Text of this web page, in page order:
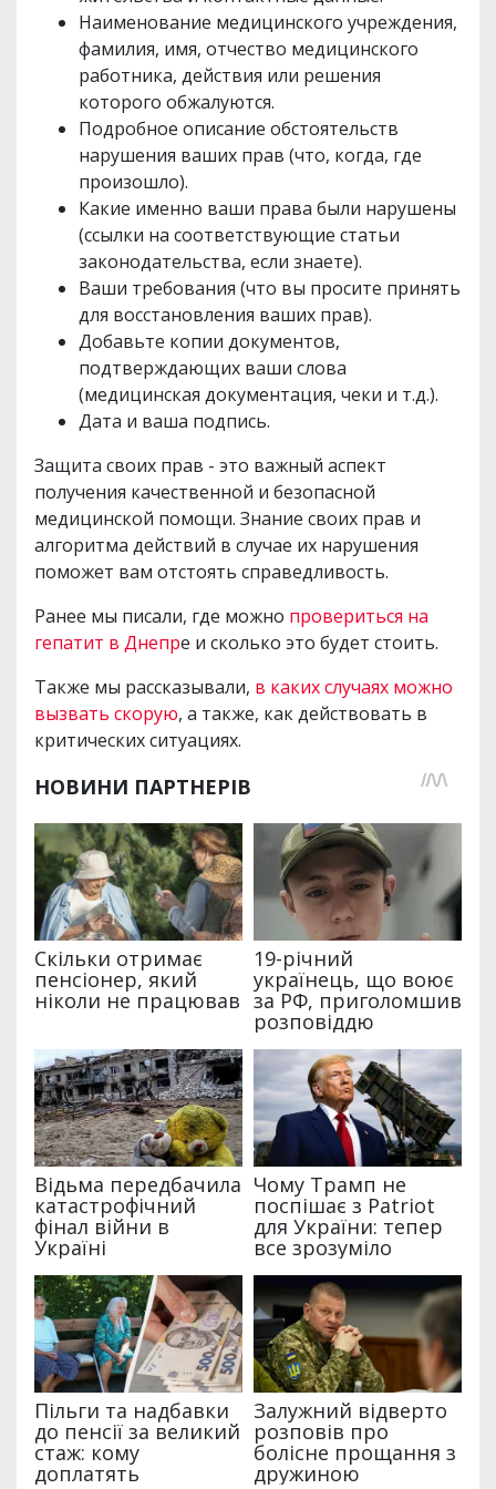
Наименование медицинского учреждения,
фамилия, имя, отчество медицинского
работника, действия или решения
которого обжалуются.
Подробное описание обстоятельств
нарушения ваших прав (что, когда, где
произошло).
Какие именно ваши права были нарушены
(ссылки на соответствующие статьи
законодательства, если знаете).
Ваши требования (что вы просите принять
для восстановления ваших прав).
Добавьте копии документов,
подтверждающих ваши слова
(медицинская документация, чеки и т.д.).
Дата и ваша подпись.
Защита своих прав - это важный аспект
получения качественной и безопасной
медицинской помощи. Знание своих прав и
алгоритма действий в случае их нарушения
поможет вам отстоять справедливость.
Ранее мы писали, где можно провериться на
гепатит в Днепре и сколько это будет стоить.
Также мы рассказывали, в каких случаях можно
вызвать скорую, а также, как действовать в
критических ситуациях.